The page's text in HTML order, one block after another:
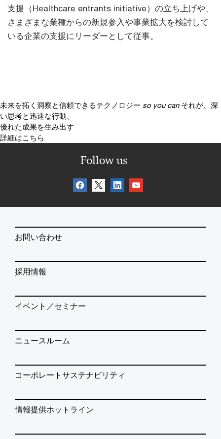
支援（Healthcare entrants initiative）の立ち上げや、
さまざまな業種からの新規参入や事業拡大を検討して
いる企業の支援にリーダーとして従事。
未来を拓く洞察と信頼できるテクノロジー so you can それが、深
い思考と迅速な行動、
優れた成果を生み出す
詳細はこちら
Follow us
お問い合わせ
採用情報
イベント／セミナー
ニュースルーム
コーポレートサステナビリティ
情報提供ホットライン